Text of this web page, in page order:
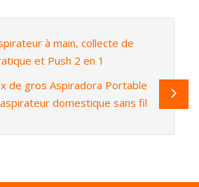
à main, collecte de
et Push 2 en 1
​​de gros Aspiradora Portable
aspirateur domestique sans fil